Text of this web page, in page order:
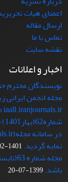
اعضای هیات
ارسال مقاله
تماس با ما
نقشه سایت
اخبار و اعلانات
نویسندگان محترم
مجله انجمن
iaall.iranjournals.ir مقاله می پذیرد .
نمایه گردید.1401-02-27
باشد.1399-07-20